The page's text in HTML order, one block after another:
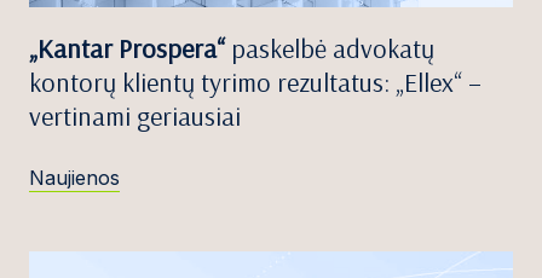
„Kantar Prospera“ paskelbė advokatų
kontorų klientų tyrimo rezultatus: „Ellex“ –
vertinami geriausiai
Naujienos